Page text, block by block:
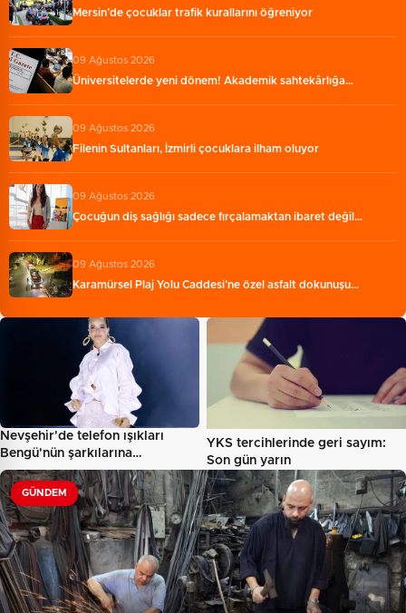
Mersin’de çocuklar trafik kurallarını öğreniyor
09 Ağustos 2026
Üniversitelerde yeni dönem! Akademik sahtekârlığa…
09 Ağustos 2026
Filenin Sultanları, İzmirli çocuklara ilham oluyor
09 Ağustos 2026
Çocuğun diş sağlığı sadece fırçalamaktan ibaret değil…
09 Ağustos 2026
Karamürsel Plaj Yolu Caddesi’ne özel asfalt dokunuşu…
Nevşehir'de telefon ışıkları
Bengü'nün şarkılarına…
YKS tercihlerinde geri sayım:
Son gün yarın
GÜNDEM